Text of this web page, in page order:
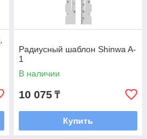
Радиусный шаблон Shinwa A-
1
В наличии
10 075 ₸
Купить